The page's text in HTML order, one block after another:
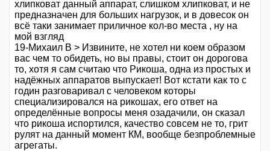
хлипковат данный аппарат, слишком хлипковат, и не
предназначен для больших нагрузок, и в довесок он
всё таки занимает приличное кол-во места , ну на
мой взгляд
19-Михаил В > Извините, не хотел ни коем образом
вас чем то обидеть, но вы правы, стоит он дорогова
то, хотя я сам считаю что Рикоша, одна из простых и
надёжных аппаратов выпускает! Вот кстати как то с
годин разговаривал с человеком которы
специализировался на рикошах, его ответ на
определённые вопросы меня озадачили, он сказал
что рикоша испортился, качество совсем не то, грит
рулят на данный момент КМ, вообще безпроблемные
агрегаты.